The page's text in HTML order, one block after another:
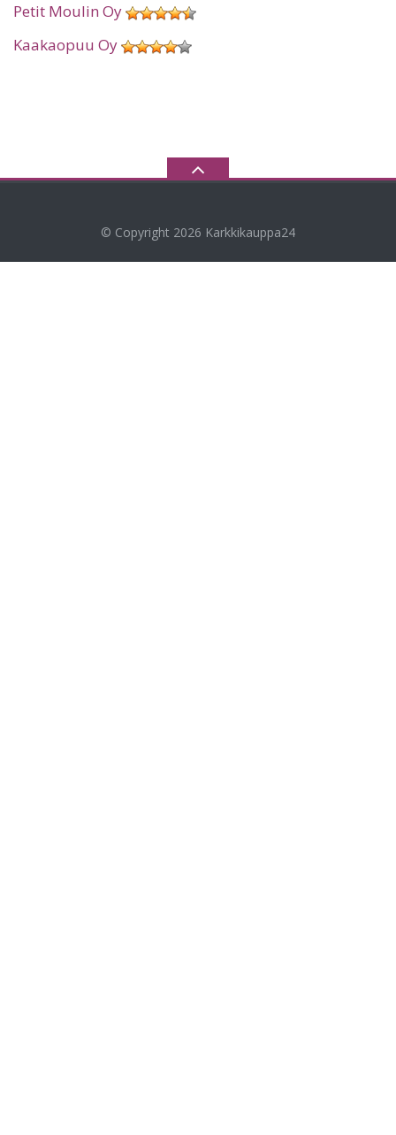
Petit Moulin Oy
Kaakaopuu Oy
© Copyright 2026 Karkkikauppa24